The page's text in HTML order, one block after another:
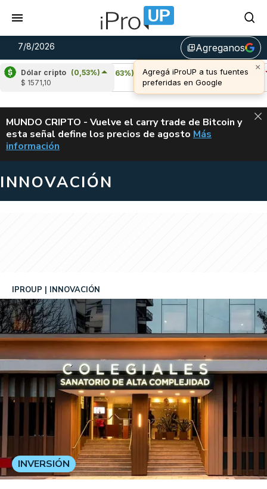
7/8/2026 library_addAgreganos
Dólar cripto (0,53%)
$ 1571,10
Cardano
(6,63%)
u$s 0,20
Avalanche (-4,39%)
u$s 6,41
ALERTA
MUNDO CRIPTO - Vuelve el carry trade de Bitcoin y
esta señal define los precios de agosto VUELVE EL
Más
información
INNOVACIÓN
IPROUP INNOVACIÓN
INVERSIÓN